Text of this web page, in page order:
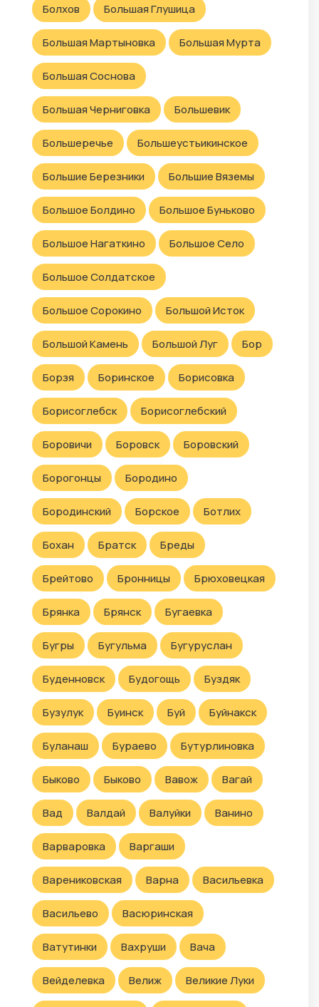
Болхов Большая Глушица
Большая Мартыновка Большая Мурта
Большая Соснова
Большая Черниговка Большевик
Большеречье Большеустьикинское
Большие Березники Большие Вяземы
Большое Болдино Большое Буньково
Большое Нагаткино Большое Село
Большое Солдатское
Большое Сорокино Большой Исток
Большой Камень Большой Луг Бор
Борзя Боринское Борисовка
Борисоглебск Борисоглебский
Боровичи Боровск Боровский
Борогонцы Бородино
Бородинский Борское Ботлих
Бохан Братск Бреды
Брейтово Бронницы Брюховецкая
Брянка Брянск Бугаевка
Бугры Бугульма Бугуруслан
Буденновск Будогощь Буздяк
Бузулук Буинск Буй Буйнакск
Буланаш Бураево Бутурлиновка
Быково Быково Вавож Вагай
Вад Валдай Валуйки Ванино
Варваровка Варгаши
Варениковская Варна Васильевка
Васильево Васюринская
Ватутинки Вахруши Вача
Вейделевка Велиж Великие Луки